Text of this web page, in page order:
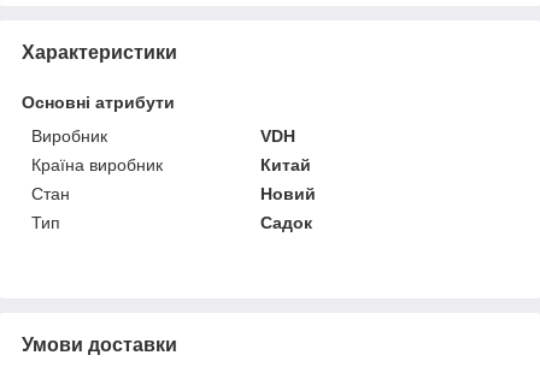
Характеристики
Основні атрибути
Виробник
VDH
Країна виробник
Китай
Стан
Новий
Тип
Садок
Умови доставки